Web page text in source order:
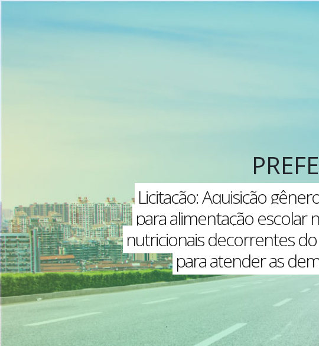
Licitação: Aquisição
para alimentação escolar
nutricionais decorrentes do
para atender as